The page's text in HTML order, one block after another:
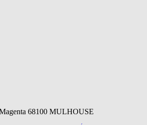
68100 MULHOUSE